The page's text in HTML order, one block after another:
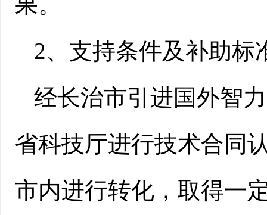
2、支持条件及补助标
经长治市引进国外智
省科技厅进行技术合同
市内进行转化，取得一